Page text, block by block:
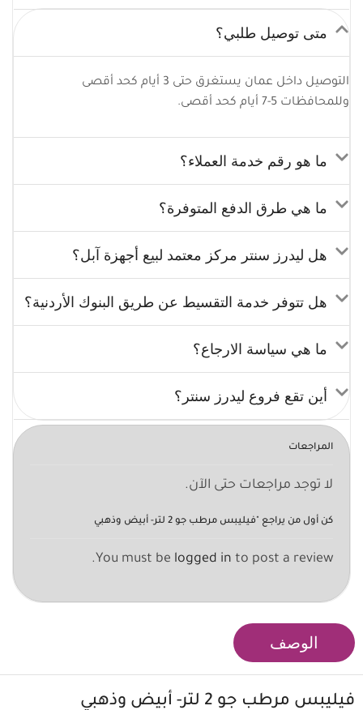
متى توصيل طلبي؟
التوصيل داخل عمان يستغرق حتى 3 أيام كحد أقصى
وللمحافظات 5-7 أيام كحد أقصى.
ما هو رقم خدمة العملاء؟
ما هي طرق الدفع المتوفرة؟
هل ليدرز سنتر مركز معتمد لبيع أجهزة آبل؟
هل تتوفر خدمة التقسيط عن طريق البنوك الأردنية؟
ما هي سياسة الارجاع؟
أين تقع فروع ليدرز سنتر؟
المراجعات
لا توجد مراجعات حتى الآن.
كن أول من يراجع "فيليبس مرطب جو 2 لتر- أبيض وذهبي
You must be logged in to post a review.
الوصف
فيليبس مرطب جو 2 لتر- أبيض وذهبي